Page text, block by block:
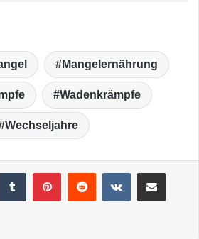
Mangelernährung
Wadenkrämpfe
Wechseljahre
VKontakte